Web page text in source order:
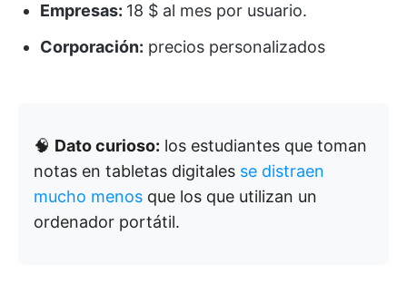
Empresas: 18 $ al mes por usuario.
Corporación: precios personalizados
🧠 Dato curioso: los estudiantes que toman
notas en tabletas digitales se distraen
mucho menos que los que utilizan un
ordenador portátil.